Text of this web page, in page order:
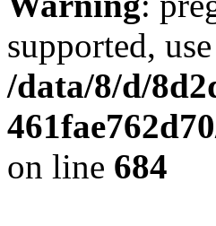
supported,
/data/8/d/
on line 684